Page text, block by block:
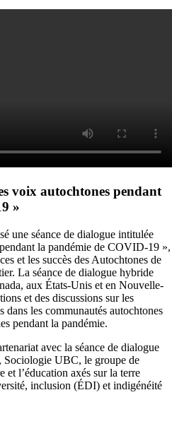
voix autochtones pendant
»
une séance de dialogue intitulée
la pandémie de COVID-19 »,
et les succès des Autochtones de
La séance de dialogue hybride
aux États-Unis et en Nouvelle-
et des discussions sur les
dans les communautés autochtones
pendant la pandémie.
avec la séance de dialogue
UBC, le groupe de
et l’éducation axés sur la terre
inclusion (ÉDI) et indigénéité